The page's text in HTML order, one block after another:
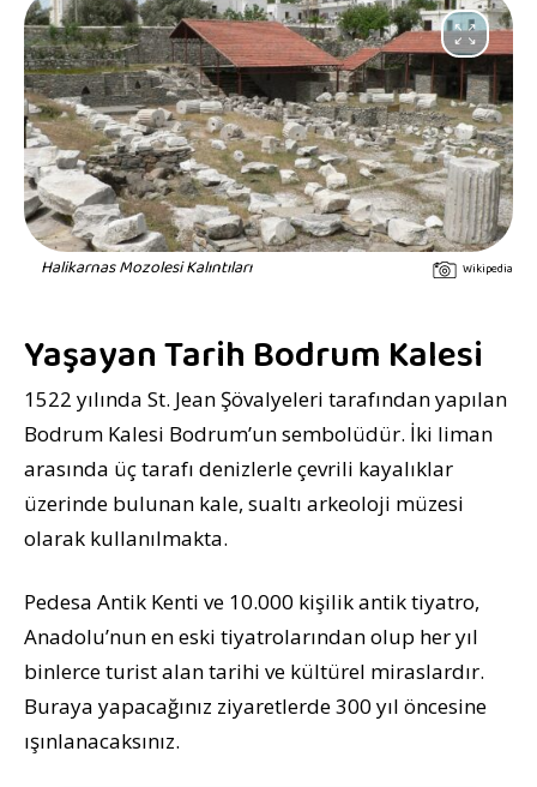
Halikarnas Mozolesi Kalıntıları Wikipedia
Yaşayan Tarih Bodrum Kalesi
1522 yılında St. Jean Şövalyeleri tarafından yapılan
Bodrum Kalesi Bodrum’un sembolüdür. İki liman
arasında üç tarafı denizlerle çevrili kayalıklar
üzerinde bulunan kale, sualtı arkeoloji müzesi
olarak kullanılmakta.
Pedesa Antik Kenti ve 10.000 kişilik antik tiyatro,
Anadolu’nun en eski tiyatrolarından olup her yıl
binlerce turist alan tarihi ve kültürel miraslardır.
Buraya yapacağınız ziyaretlerde 300 yıl öncesine
ışınlanacaksınız.